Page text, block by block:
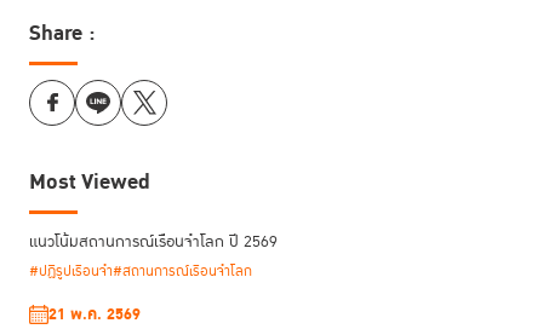
Share :
Most Viewed
แนวโน้มสถานการณ์เรือนจำโลก ปี 2569
#ปฏิรูปเรือนจำ#สถานการณ์เรือนจำโลก
21 พ.ค. 2569